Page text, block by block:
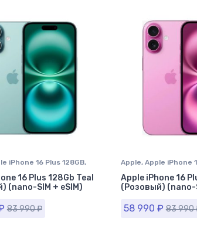
iPhone 16 Plus 128GB,
iPhone в Ставрополе
16 Plus 128Gb Teal
(nano-SIM + eSIM)
83 990₽
Apple, Apple iPhone
iPhone 16 Plus
Apple iPhone 16
(Розовый) (nano-
58 990 ₽ 83 990